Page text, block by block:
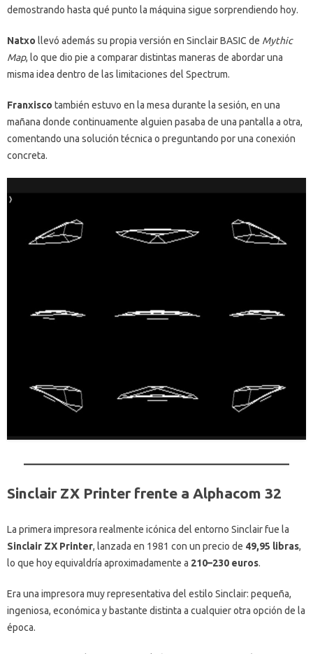
demostrando hasta qué punto la máquina sigue sorprendiendo hoy.
Natxo llevó además su propia versión en Sinclair BASIC de Mythic
Map, lo que dio pie a comparar distintas maneras de abordar una
misma idea dentro de las limitaciones del Spectrum.
Franxisco también estuvo en la mesa durante la sesión, en una
mañana donde continuamente alguien pasaba de una pantalla a otra,
comentando una solución técnica o preguntando por una conexión
concreta.
Sinclair ZX Printer frente a Alphacom 32
La primera impresora realmente icónica del entorno Sinclair fue la
Sinclair ZX Printer, lanzada en 1981 con un precio de 49,95 libras,
lo que hoy equivaldría aproximadamente a 210–230 euros.
Era una impresora muy representativa del estilo Sinclair: pequeña,
ingeniosa, económica y bastante distinta a cualquier otra opción de la
época.